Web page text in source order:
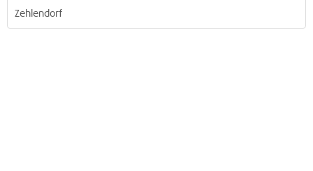
Zehlendorf